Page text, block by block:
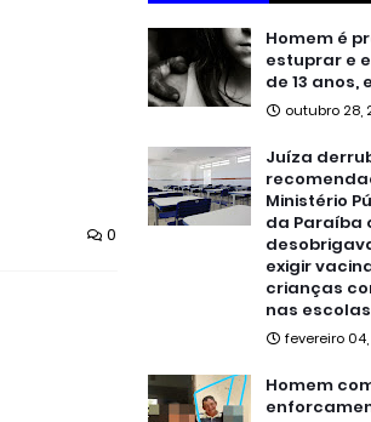
0
Homem é
estuprar e
de 13 anos,
outubro 28,
Juíza
Ministério
da Paraíba
exigir
crianças
nas escolas
fevereiro
Homem